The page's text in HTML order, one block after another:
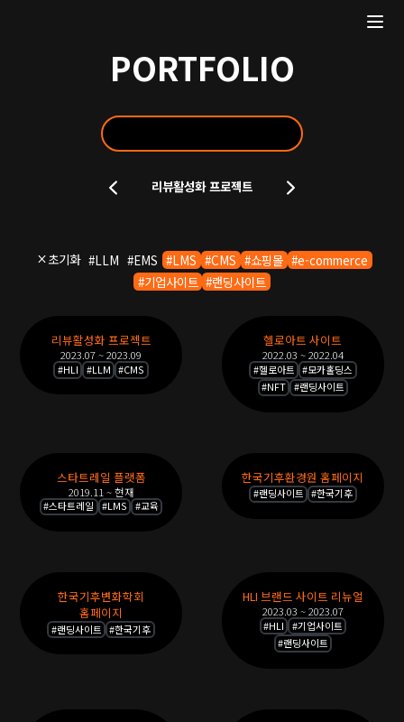
PORTFOLIO
리뷰활성화 프로젝트
초기화 #LLM #EMS #LMS #CMS #쇼핑몰 #e-commerce
#기업사이트 #랜딩사이트
리뷰활성화 프로젝트
2023.07 ~ 2023.09
#HLI #LLM #CMS
헬로아트 사이트
2022.03 ~ 2022.04
#헬로아트 #모카홀딩스
#NFT #랜딩사이트
스타트레일 플랫폼
2019.11 ~ 현재
#스타트레일 #LMS #교육
한국기후환경원 홈페이지
#랜딩사이트 #한국기후
한국기후변화학회
홈페이지
#랜딩사이트 #한국기후
HLI 브랜드 사이트 리뉴얼
2023.03 ~ 2023.07
#HLI #기업사이트
#랜딩사이트